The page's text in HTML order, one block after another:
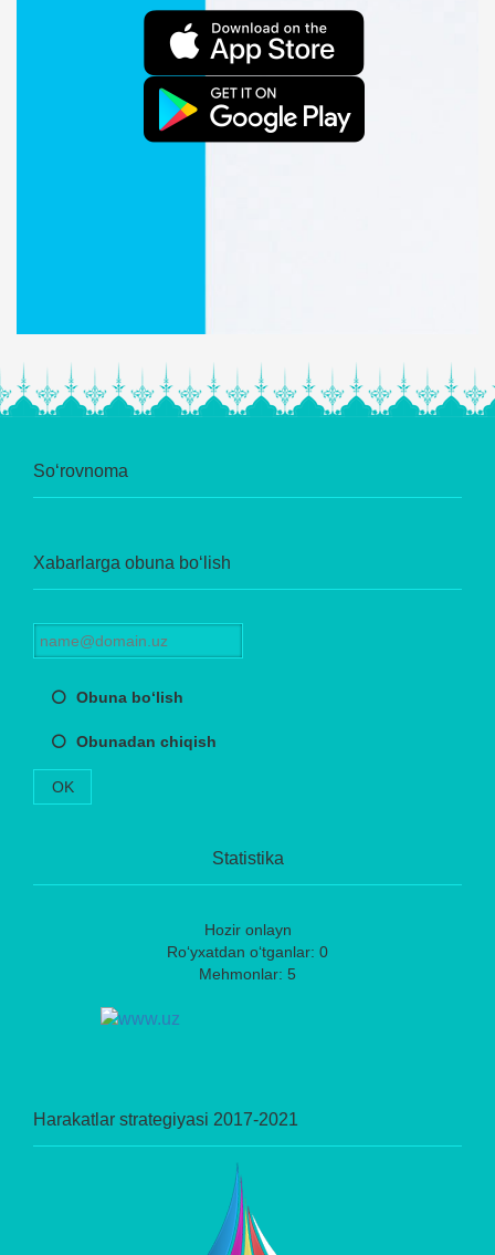
So‘rovnoma
Xabarlarga obuna bo‘lish
Obuna bo‘lish
Obunadan chiqish
OK
Statistika
Hozir onlayn
Ro‘yxatdan o‘tganlar: 0
Mehmonlar: 5
Harakatlar strategiyasi 2017-2021